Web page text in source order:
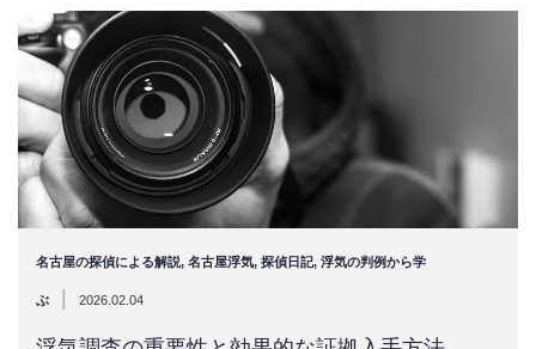
名古屋の探偵による解説, 名古屋浮気, 探偵日記, 浮気の判例から学
ぶ 2026.02.04